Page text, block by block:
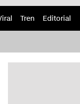
Tren Editorial